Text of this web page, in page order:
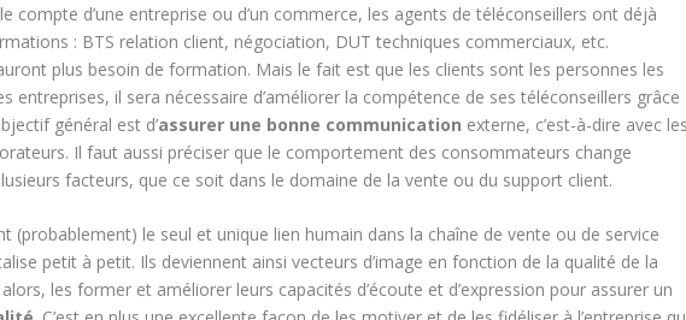
compte d’une entreprise ou d’un commerce, les agents de téléconseillers ont déjà
: BTS relation client, négociation, DUT techniques commerciaux, etc.
plus besoin de formation. Mais le fait est que les clients sont les personnes les
entreprises, il sera nécessaire d’améliorer la compétence de ses téléconseillers grâce
général est d’assurer une bonne communication externe, c’est-à-dire avec les
Il faut aussi préciser que le comportement des consommateurs change
facteurs, que ce soit dans le domaine de la vente ou du support client.
(probablement) le seul et unique lien humain dans la chaîne de vente ou de service
petit à petit. Ils deviennent ainsi vecteurs d’image en fonction de la qualité de la
les former et améliorer leurs capacités d’écoute et d’expression pour assurer un